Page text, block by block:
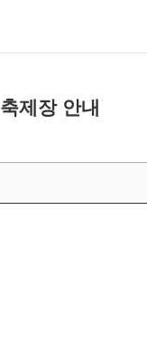
축제장 안내
화장실 안내
주차장 안내